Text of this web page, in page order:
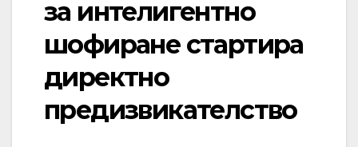
за интелигентно
шофиране стартира
директно
предизвикателство